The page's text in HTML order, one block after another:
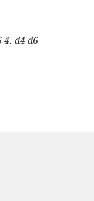
4. d4 d6